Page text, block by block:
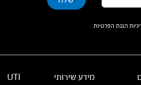
הגנת הפרטיות
מידע שירותי UTI